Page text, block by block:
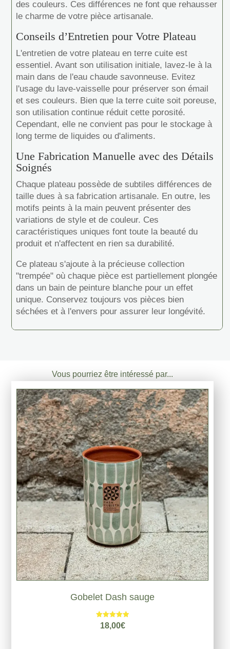
des couleurs. Ces différences ne font que rehausser
le charme de votre pièce artisanale.
Conseils d’Entretien pour Votre Plateau
L'entretien de votre plateau en terre cuite est
essentiel. Avant son utilisation initiale, lavez-le à la
main dans de l'eau chaude savonneuse. Evitez
l'usage du lave-vaisselle pour préserver son émail
et ses couleurs. Bien que la terre cuite soit poreuse,
son utilisation continue réduit cette porosité.
Cependant, elle ne convient pas pour le stockage à
long terme de liquides ou d'aliments.
Une Fabrication Manuelle avec des Détails
Soignés
Chaque plateau possède de subtiles différences de
taille dues à sa fabrication artisanale. En outre, les
motifs peints à la main peuvent présenter des
variations de style et de couleur. Ces
caractéristiques uniques font toute la beauté du
produit et n'affectent en rien sa durabilité.
Ce plateau s'ajoute à la précieuse collection
"trempée" où chaque pièce est partiellement plongée
dans un bain de peinture blanche pour un effet
unique. Conservez toujours vos pièces bien
séchées et à l'envers pour assurer leur longévité.
Vous pourriez être intéressé par...
Gobelet Dash sauge
Note
5.00
18,00€